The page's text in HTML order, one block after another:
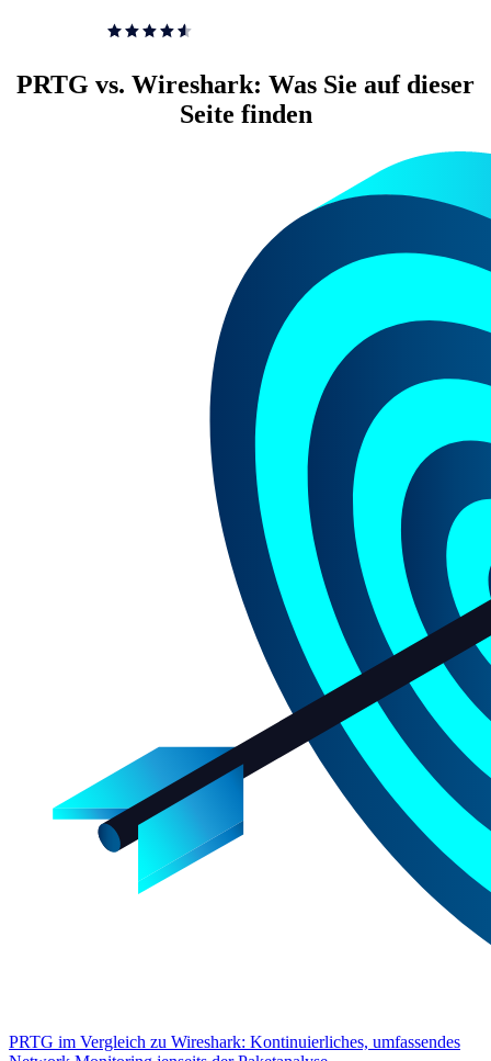
PRTG vs. Wireshark: Was Sie auf dieser
Seite finden
PRTG im Vergleich zu Wireshark: Kontinuierliches, umfassendes